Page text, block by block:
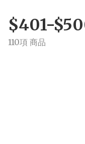
$401-
110項 商品